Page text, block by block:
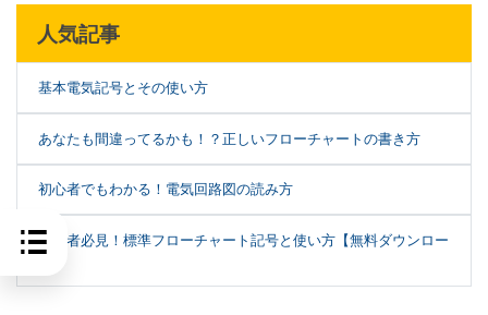
人気記事
基本電気記号とその使い方
あなたも間違ってるかも！？正しいフローチャートの書き方
初心者でもわかる！電気回路図の読み方
初心者必見！標準フローチャート記号と使い方【無料ダウンロー